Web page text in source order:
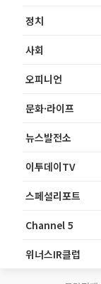
정치
사회
오피니언
문화·라이프
뉴스발전소
이투데이TV
스페셜리포트
Channel 5
위너스IR클럽